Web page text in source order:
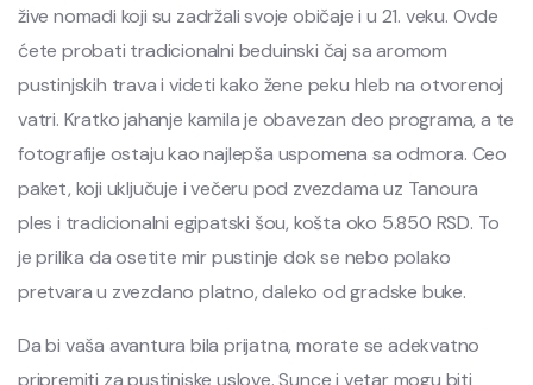
žive nomadi koji su zadržali svoje običaje i u 21. veku. Ovde
ćete probati tradicionalni beduinski čaj sa aromom
pustinjskih trava i videti kako žene peku hleb na otvorenoj
vatri. Kratko jahanje kamila je obavezan deo programa, a te
fotografije ostaju kao najlepša uspomena sa odmora. Ceo
paket, koji uključuje i večeru pod zvezdama uz Tanoura
ples i tradicionalni egipatski šou, košta oko 5.850 RSD. To
je prilika da osetite mir pustinje dok se nebo polako
pretvara u zvezdano platno, daleko od gradske buke.
Da bi vaša avantura bila prijatna, morate se adekvatno
pripremiti za pustinjske uslove. Sunce i vetar mogu biti